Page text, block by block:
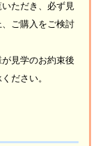
ただき、必ず見
ご購入をご検討
見学のお約束後
ださい。